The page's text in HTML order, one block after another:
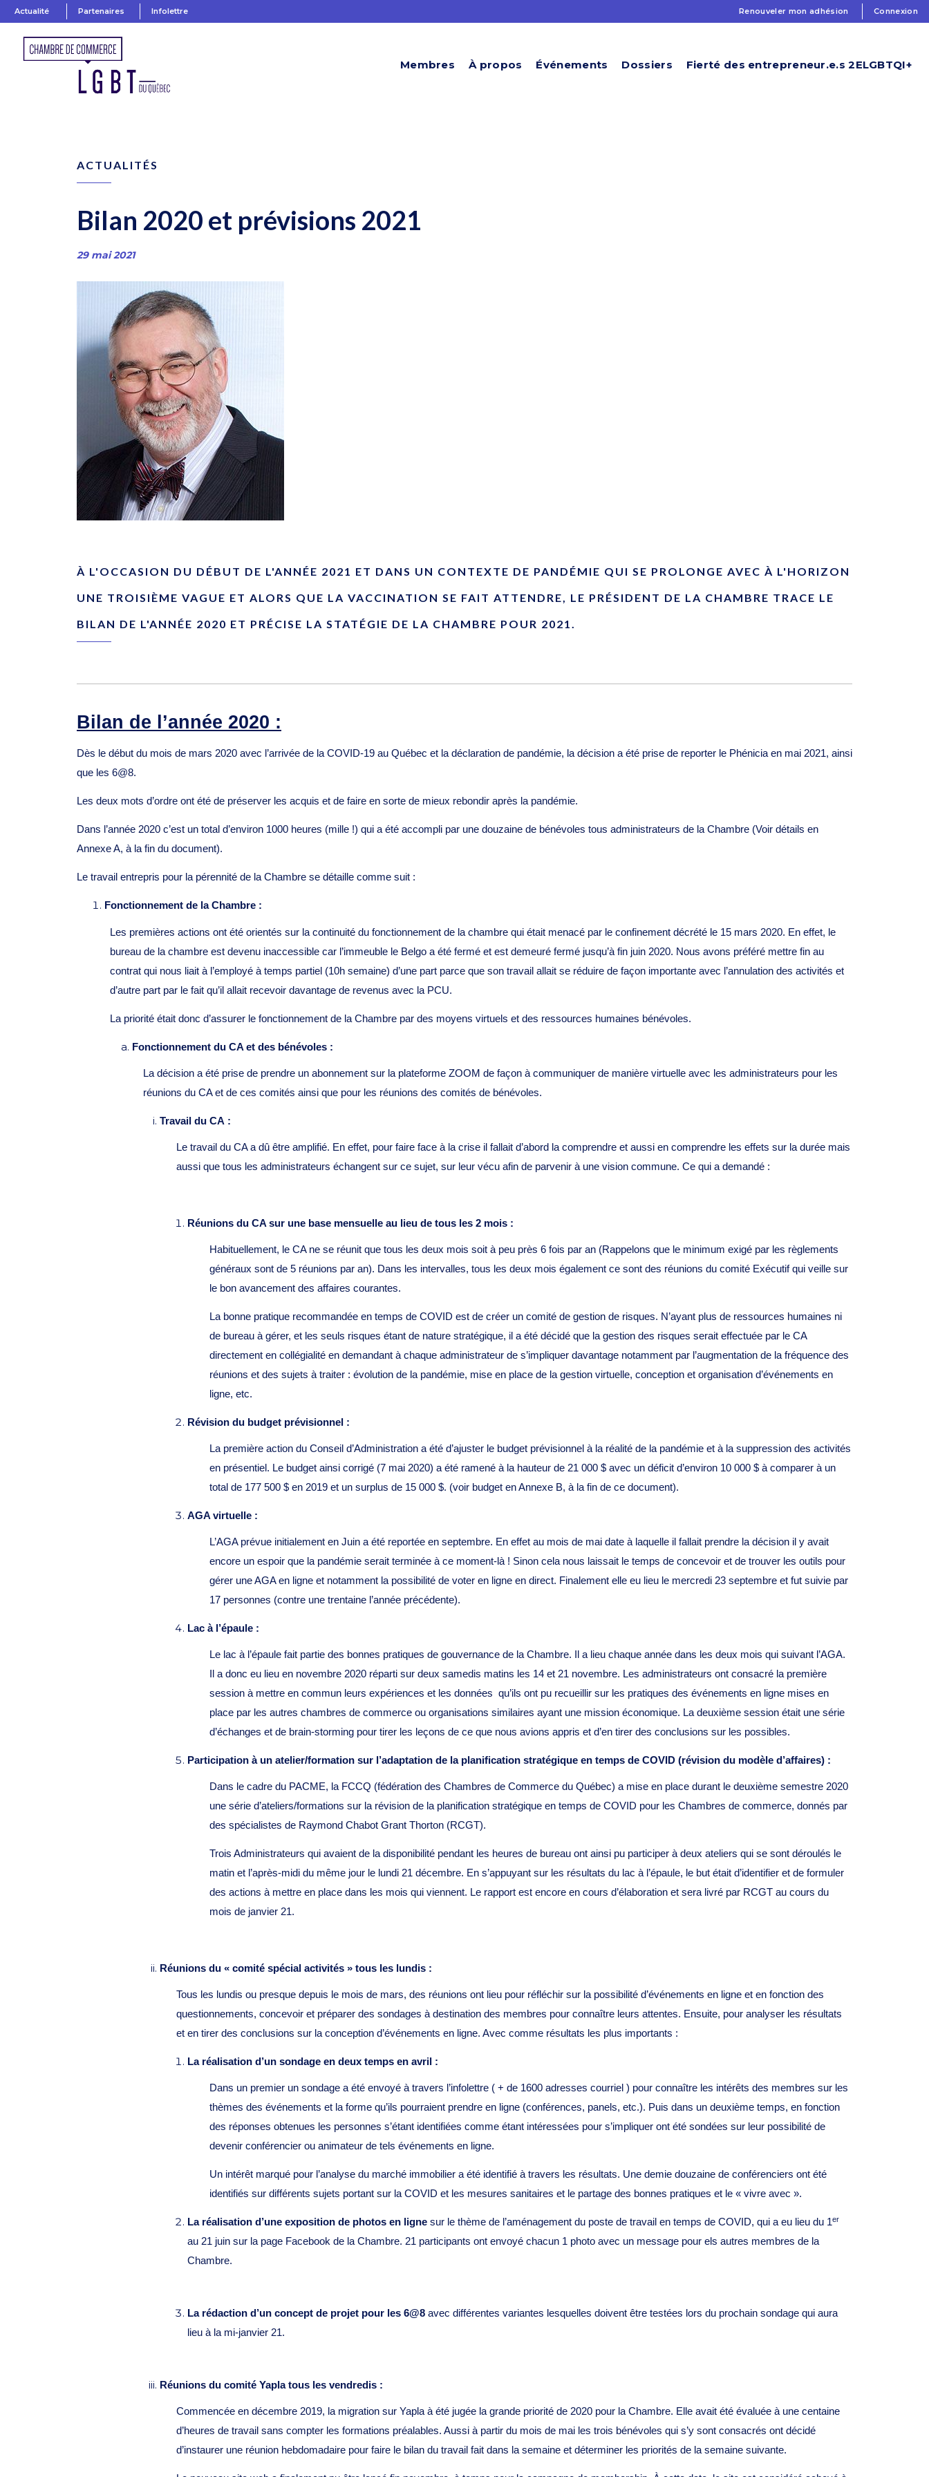
Actualité Partenaires Infolettre Renouveler mon adhésion Connexion
Membres À propos Événements Dossiers Fierté des entrepreneur.e.s 2ELGBTQI+
ACTUALITÉS
Bilan 2020 et prévisions 2021
29 mai 2021
À L'OCCASION DU DÉBUT DE L'ANNÉE 2021 ET DANS UN CONTEXTE DE PANDÉMIE QUI SE PROLONGE AVEC À L'HORIZON
UNE TROISIÈME VAGUE ET ALORS QUE LA VACCINATION SE FAIT ATTENDRE, LE PRÉSIDENT DE LA CHAMBRE TRACE LE
BILAN DE L'ANNÉE 2020 ET PRÉCISE LA STATÉGIE DE LA CHAMBRE POUR 2021.
Bilan de l’année 2020 :
Dès le début du mois de mars 2020 avec l’arrivée de la COVID-19 au Québec et la déclaration de pandémie, la décision a été prise de reporter le Phénicia en mai 2021, ainsi
que les 6@8.
Les deux mots d’ordre ont été de préserver les acquis et de faire en sorte de mieux rebondir après la pandémie.
Dans l’année 2020 c’est un total d’environ 1000 heures (mille !) qui a été accompli par une douzaine de bénévoles tous administrateurs de la Chambre (Voir détails en
Annexe A, à la fin du document).
Le travail entrepris pour la pérennité de la Chambre se détaille comme suit :
Fonctionnement de la Chambre :
Les premières actions ont été orientés sur la continuité du fonctionnement de la chambre qui était menacé par le confinement décrété le 15 mars 2020. En effet, le
bureau de la chambre est devenu inaccessible car l’immeuble le Belgo a été fermé et est demeuré fermé jusqu’à fin juin 2020. Nous avons préféré mettre fin au
contrat qui nous liait à l’employé à temps partiel (10h semaine) d’une part parce que son travail allait se réduire de façon importante avec l’annulation des activités et
d’autre part par le fait qu’il allait recevoir davantage de revenus avec la PCU.
La priorité était donc d’assurer le fonctionnement de la Chambre par des moyens virtuels et des ressources humaines bénévoles.
Fonctionnement du CA et des bénévoles :
La décision a été prise de prendre un abonnement sur la plateforme ZOOM de façon à communiquer de manière virtuelle avec les administrateurs pour les
réunions du CA et de ces comités ainsi que pour les réunions des comités de bénévoles.
Travail du CA :
Le travail du CA a dû être amplifié. En effet, pour faire face à la crise il fallait d’abord la comprendre et aussi en comprendre les effets sur la durée mais
aussi que tous les administrateurs échangent sur ce sujet, sur leur vécu afin de parvenir à une vision commune. Ce qui a demandé :
Réunions du CA sur une base mensuelle au lieu de tous les 2 mois :
Habituellement, le CA ne se réunit que tous les deux mois soit à peu près 6 fois par an (Rappelons que le minimum exigé par les règlements
généraux sont de 5 réunions par an). Dans les intervalles, tous les deux mois également ce sont des réunions du comité Exécutif qui veille sur
le bon avancement des affaires courantes.
La bonne pratique recommandée en temps de COVID est de créer un comité de gestion de risques. N’ayant plus de ressources humaines ni
de bureau à gérer, et les seuls risques étant de nature stratégique, il a été décidé que la gestion des risques serait effectuée par le CA
directement en collégialité en demandant à chaque administrateur de s’impliquer davantage notamment par l’augmentation de la fréquence des
réunions et des sujets à traiter : évolution de la pandémie, mise en place de la gestion virtuelle, conception et organisation d’événements en
ligne, etc.
Révision du budget prévisionnel :
La première action du Conseil d’Administration a été d’ajuster le budget prévisionnel à la réalité de la pandémie et à la suppression des activités
en présentiel. Le budget ainsi corrigé (7 mai 2020) a été ramené à la hauteur de 21 000 $ avec un déficit d’environ 10 000 $ à comparer à un
total de 177 500 $ en 2019 et un surplus de 15 000 $. (voir budget en Annexe B, à la fin de ce document).
AGA virtuelle :
L’AGA prévue initialement en Juin a été reportée en septembre. En effet au mois de mai date à laquelle il fallait prendre la décision il y avait
encore un espoir que la pandémie serait terminée à ce moment-là ! Sinon cela nous laissait le temps de concevoir et de trouver les outils pour
gérer une AGA en ligne et notamment la possibilité de voter en ligne en direct. Finalement elle eu lieu le mercredi 23 septembre et fut suivie par
17 personnes (contre une trentaine l’année précédente).
Lac à l’épaule :
Le lac à l’épaule fait partie des bonnes pratiques de gouvernance de la Chambre. Il a lieu chaque année dans les deux mois qui suivant l’AGA.
Il a donc eu lieu en novembre 2020 réparti sur deux samedis matins les 14 et 21 novembre. Les administrateurs ont consacré la première
session à mettre en commun leurs expériences et les données qu’ils ont pu recueillir sur les pratiques des événements en ligne mises en
place par les autres chambres de commerce ou organisations similaires ayant une mission économique. La deuxième session était une série
d’échanges et de brain-storming pour tirer les leçons de ce que nous avions appris et d’en tirer des conclusions sur les possibles.
Participation à un atelier/formation sur l’adaptation de la planification stratégique en temps de COVID (révision du modèle d’affaires) :
Dans le cadre du PACME, la FCCQ (fédération des Chambres de Commerce du Québec) a mise en place durant le deuxième semestre 2020
une série d’ateliers/formations sur la révision de la planification stratégique en temps de COVID pour les Chambres de commerce, donnés par
des spécialistes de Raymond Chabot Grant Thorton (RCGT).
Trois Administrateurs qui avaient de la disponibilité pendant les heures de bureau ont ainsi pu participer à deux ateliers qui se sont déroulés le
matin et l’après-midi du même jour le lundi 21 décembre. En s’appuyant sur les résultats du lac à l’épaule, le but était d’identifier et de formuler
des actions à mettre en place dans les mois qui viennent. Le rapport est encore en cours d’élaboration et sera livré par RCGT au cours du
mois de janvier 21.
Réunions du « comité spécial activités » tous les lundis :
Tous les lundis ou presque depuis le mois de mars, des réunions ont lieu pour réfléchir sur la possibilité d’événements en ligne et en fonction des
questionnements, concevoir et préparer des sondages à destination des membres pour connaître leurs attentes. Ensuite, pour analyser les résultats
et en tirer des conclusions sur la conception d’événements en ligne. Avec comme résultats les plus importants :
La réalisation d’un sondage en deux temps en avril :
Dans un premier un sondage a été envoyé à travers l’infolettre ( + de 1600 adresses courriel ) pour connaître les intérêts des membres sur les
thèmes des événements et la forme qu’ils pourraient prendre en ligne (conférences, panels, etc.). Puis dans un deuxième temps, en fonction
des réponses obtenues les personnes s’étant identifiées comme étant intéressées pour s’impliquer ont été sondées sur leur possibilité de
devenir conférencier ou animateur de tels événements en ligne.
Un intérêt marqué pour l’analyse du marché immobilier a été identifié à travers les résultats. Une demie douzaine de conférenciers ont été
identifiés sur différents sujets portant sur la COVID et les mesures sanitaires et le partage des bonnes pratiques et le « vivre avec ».
La réalisation d’une exposition de photos en ligne sur le thème de l’aménagement du poste de travail en temps de COVID, qui a eu lieu du 1er
au 21 juin sur la page Facebook de la Chambre. 21 participants ont envoyé chacun 1 photo avec un message pour els autres membres de la
Chambre.
La rédaction d’un concept de projet pour les 6@8 avec différentes variantes lesquelles doivent être testées lors du prochain sondage qui aura
lieu à la mi-janvier 21.
Réunions du comité Yapla tous les vendredis :
Commencée en décembre 2019, la migration sur Yapla à été jugée la grande priorité de 2020 pour la Chambre. Elle avait été évaluée à une centaine
d’heures de travail sans compter les formations préalables. Aussi à partir du mois de mai les trois bénévoles qui s’y sont consacrés ont décidé
d’instaurer une réunion hebdomadaire pour faire le bilan du travail fait dans la semaine et déterminer les priorités de la semaine suivante.